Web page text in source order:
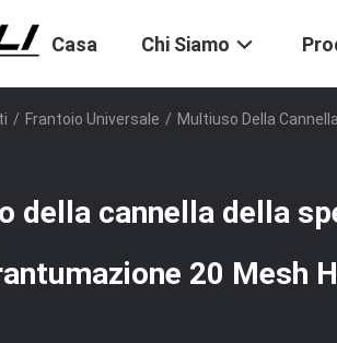
Casa Chi Siamo
/ Frantoio Universale / Multiuso Della
della cannella della
20 Mesh